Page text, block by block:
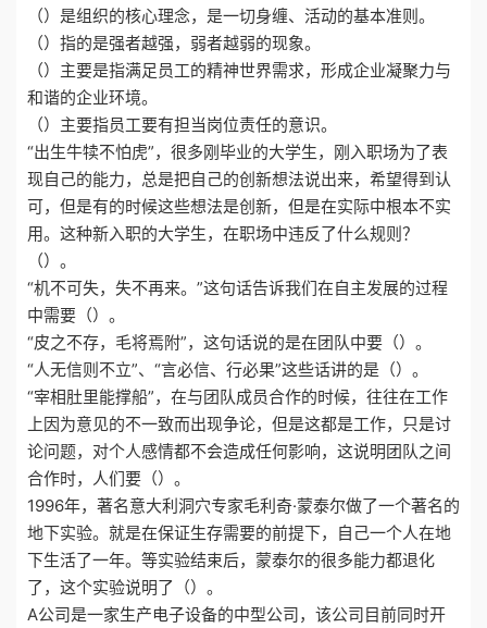
（）是组织的核心理念，是一切身缠、活动的基本准则。
（）指的是强者越强，弱者越弱的现象。
（）主要是指满足员工的精神世界需求，形成企业凝聚力与
和谐的企业环境。
（）主要指员工要有担当岗位责任的意识。
“出生牛犊不怕虎”，很多刚毕业的大学生，刚入职场为了表
现自己的能力，总是把自己的创新想法说出来，希望得到认
可，但是有的时候这些想法是创新，但是在实际中根本不实
用。这种新入职的大学生，在职场中违反了什么规则？
（）。
“机不可失，失不再来。”这句话告诉我们在自主发展的过程
中需要（）。
“皮之不存，毛将焉附”，这句话说的是在团队中要（）。
“人无信则不立”、“言必信、行必果”这些话讲的是（）。
“宰相肚里能撑船”，在与团队成员合作的时候，往往在工作
上因为意见的不一致而出现争论，但是这都是工作，只是讨
论问题，对个人感情都不会造成任何影响，这说明团队之间
合作时，人们要（）。
1996年，著名意大利洞穴专家毛利奇·蒙泰尔做了一个著名的
地下实验。就是在保证生存需要的前提下，自己一个人在地
下生活了一年。等实验结束后，蒙泰尔的很多能力都退化
了，这个实验说明了（）。
A公司是一家生产电子设备的中型公司，该公司目前同时开